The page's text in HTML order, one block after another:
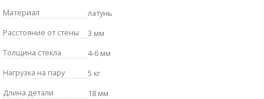
Материал
латунь
Расстояние от стены
3 мм
Толщина стекла
4-6 мм
Нагрузка на пару
5 кг
Длина детали
18 мм